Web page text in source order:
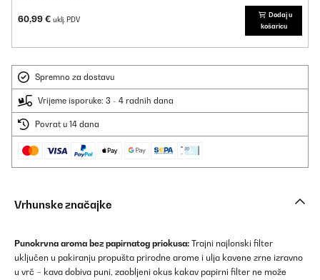
60,99 € uklj. PDV
Dodaj u
košaricu
Spremno za dostavu
Vrijeme isporuke: 3 - 4 radnih dana
Povrat u 14 dana
Vrhunske značajke
Punokrvna aroma bez papirnatog priokusa: Trajni najlonski filter
uključen u pakiranju propušta prirodne arome i ulja kavene zrne izravno
u vrč – kava dobiva puni, zaobljeni okus kakav papirni filter ne može